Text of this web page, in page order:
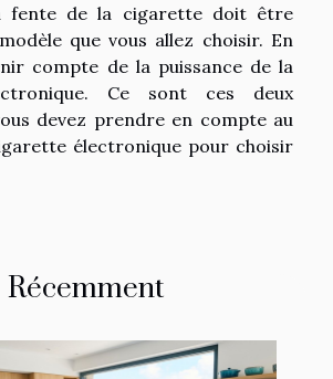
fente de la cigarette doit être
que vous allez choisir. En
compte de la puissance de la
Ce sont ces deux
devez prendre en compte au
électronique pour choisir
Récemment